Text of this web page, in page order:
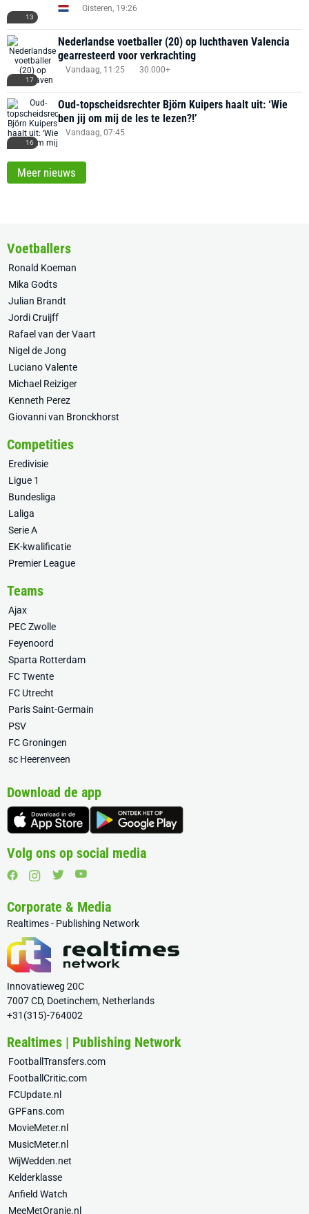
13
Gisteren, 19:26
17
Nederlandse voetballer (20) op luchthaven Valencia
gearresteerd voor verkrachting
Vandaag, 11:25 30.000+
16
Oud-topscheidsrechter Björn Kuipers haalt uit: ‘Wie
ben jij om mij de les te lezen?!’
Vandaag, 07:45
Meer nieuws
Voetballers
Ronald Koeman
Mika Godts
Julian Brandt
Jordi Cruijff
Rafael van der Vaart
Nigel de Jong
Luciano Valente
Michael Reiziger
Kenneth Perez
Giovanni van Bronckhorst
Competities
Eredivisie
Ligue 1
Bundesliga
Laliga
Serie A
EK-kwalificatie
Premier League
Teams
Ajax
PEC Zwolle
Feyenoord
Sparta Rotterdam
FC Twente
FC Utrecht
Paris Saint-Germain
PSV
FC Groningen
sc Heerenveen
Download de app
Volg ons op social media
Corporate & Media
Realtimes - Publishing Network
Innovatieweg 20C
7007 CD, Doetinchem, Netherlands
+31(315)-764002
Realtimes | Publishing Network
FootballTransfers.com
FootballCritic.com
FCUpdate.nl
GPFans.com
MovieMeter.nl
MusicMeter.nl
WijWedden.net
Kelderklasse
Anfield Watch
MeeMetOranje.nl